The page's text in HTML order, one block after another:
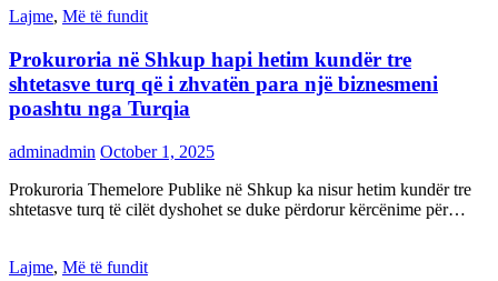
Lajme, Më të fundit
Prokuroria në Shkup hapi hetim kundër tre
shtetasve turq që i zhvatën para një biznesmeni
poashtu nga Turqia
adminadmin October 1, 2025
Prokuroria Themelore Publike në Shkup ka nisur hetim kundër tre
shtetasve turq të cilët dyshohet se duke përdorur kërcënime për…
Lajme, Më të fundit